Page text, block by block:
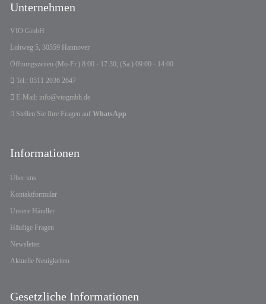
Unternehmen
VIO GmbH
Lohweg 5, 30559 Hannover
Öffnungszeiten (Mo-Fr.) 8:00 - 17:30, (Sa.) 09:00 - 14:00
Tel.: 0511 2036 2647
E-Mail: info@viogmbh.de
Stellen Sie Ihre Fragen auf WhatsApp
Informationen
Über uns
Kontaktformular
Unsere Händler
Häufige Fragen
Newsletter
Aktuelle Neuigkeiten
Gesetzliche Informationen